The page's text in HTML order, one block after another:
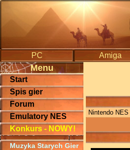
PC Amiga
Menu
Start
Spis gier
Forum
Emulatory NES
Konkurs - NOWY!
Muzyka Starych Gier
Nintendo NES